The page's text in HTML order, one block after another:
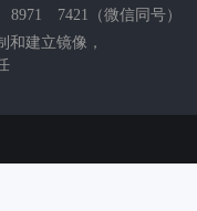
7421（微信同号）
和建立镜像，